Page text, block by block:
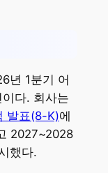
년 1분기 어
다. 회사는
발표(8-K)에
2027~2028
했다.